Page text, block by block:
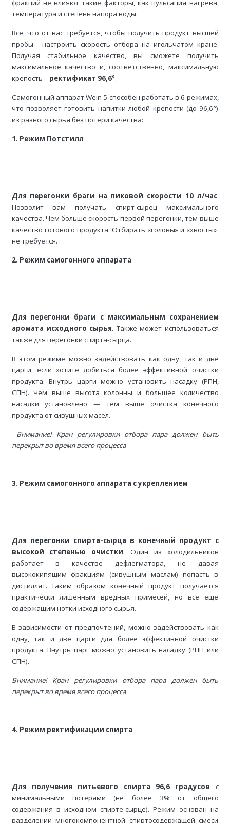
фракций не влияют такие факторы, как пульсация нагрева,
температура и степень напора воды.
Все, что от вас требуется, чтобы получить продукт высшей
пробы - настроить скорость отбора на игольчатом кране.
Получая стабильное качество, вы сможете получить
максимальное качество и, соответственно, максимальную
крепость – ректификат 96,6°.
Самогонный аппарат Wein 5 способен работать в 6 режимах,
что позволяет готовить напитки любой крепости (до 96,6°)
из разного сырья без потери качества:
1. Режим Потстилл
Для перегонки браги на пиковой скорости 10 л/час.
Позволит вам получать спирт-сырец максимального
качества. Чем больше скорость первой перегонки, тем выше
качество готового продукта. Отбирать «головы» и «хвосты»
не требуется.
2. Режим самогонного аппарата
Для перегонки браги с максимальным сохранением
аромата исходного сырья. Также может использоваться
также для перегонки спирта-сырца.
В этом режиме можно задействовать как одну, так и две
царги, если хотите добиться более эффективной очистки
продукта. Внутрь царги можно установить насадку (РПН,
СПН). Чем выше высота колонны и большее количество
насадки установлено — тем выше очистка конечного
продукта от сивушных масел.
Внимание! Кран регулировки отбора пара должен быть
перекрыт во время всего процесса
3. Режим самогонного аппарата с укреплением
Для перегонки спирта-сырца в конечный продукт с
высокой степенью очистки. Один из холодильников
работает в качестве дефлегматора, не давая
высококипящим фракциям (сивушным маслам) попасть в
дистиллят. Таким образом конечный продукт получается
практически лишенным вредных примесей, но все еще
содержащим нотки исходного сырья.
В зависимости от предпочтений, можно задействовать как
одну, так и две царги для более эффективной очистки
продукта. Внутрь царг можно установить насадку (РПН или
СПН).
Внимание! Кран регулировки отбора пара должен быть
перекрыт во время всего процесса
4. Режим ректификации спирта
Для получения питьевого спирта 96,6 градусов с
минимальными потерями (не более 3% от общего
содержания в исходном спирте-сырце). Режим основан на
разделении многокомпонентной спиртосодержащей смеси